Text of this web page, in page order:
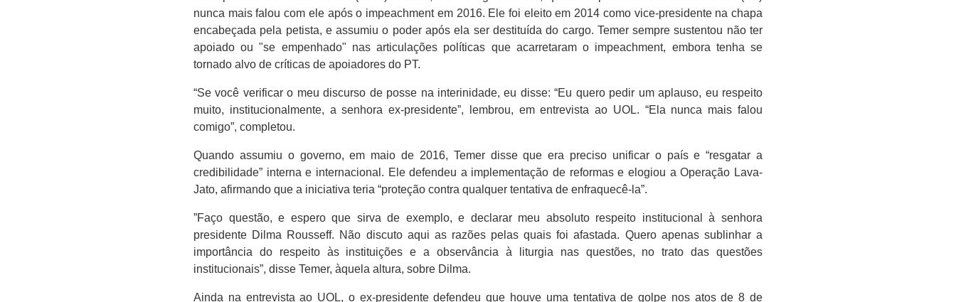
nunca mais falou com ele após o impeachment em 2016. Ele foi eleito em 2014 como vice-presidente na chapa
encabeçada pela petista, e assumiu o poder após ela ser destituída do cargo. Temer sempre sustentou não ter
apoiado ou "se empenhado" nas articulações políticas que acarretaram o impeachment, embora tenha se
tornado alvo de críticas de apoiadores do PT.
“Se você verificar o meu discurso de posse na interinidade, eu disse: “Eu quero pedir um aplauso, eu respeito
muito, institucionalmente, a senhora ex-presidente”, lembrou, em entrevista ao UOL. “Ela nunca mais falou
comigo”, completou.
Quando assumiu o governo, em maio de 2016, Temer disse que era preciso unificar o país e “resgatar a
credibilidade” interna e internacional. Ele defendeu a implementação de reformas e elogiou a Operação Lava-
Jato, afirmando que a iniciativa teria “proteção contra qualquer tentativa de enfraquecê-la”.
”Faço questão, e espero que sirva de exemplo, e declarar meu absoluto respeito institucional à senhora
presidente Dilma Rousseff. Não discuto aqui as razões pelas quais foi afastada. Quero apenas sublinhar a
importância do respeito às instituições e a observância à liturgia nas questões, no trato das questões
institucionais”, disse Temer, àquela altura, sobre Dilma.
Ainda na entrevista ao UOL, o ex-presidente defendeu que houve uma tentativa de golpe nos atos de 8 de